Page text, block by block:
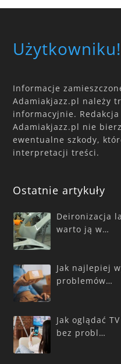
Użytkowniku!
Informacje
Adamiakjazz.pl należy
informacyjnie.
Adamiakjazz.pl nie
ewentualne szkody,
interpretacji treści.
Ostatnie artykuły
Deironizacja
warto ją w…
Jak najlepiej
problemów…
Jak oglądać
bez probl…